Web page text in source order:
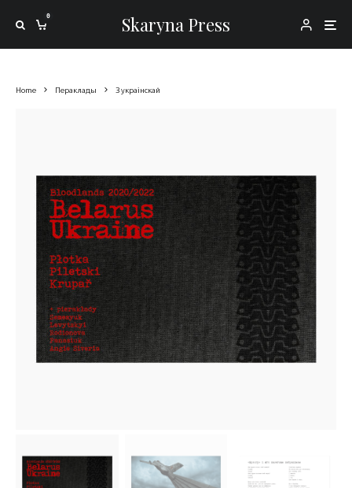
0 Skaryna Press
Home Пераклады З украінскай